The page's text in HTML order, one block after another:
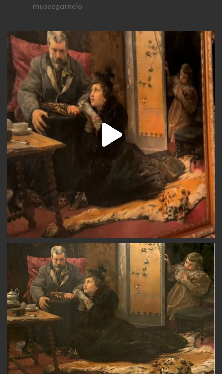
museogarnelo